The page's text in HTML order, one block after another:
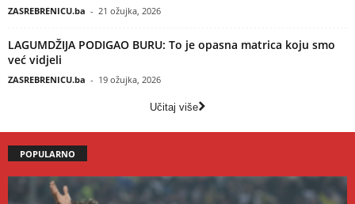
ZASREBRENICU.ba - 21 ožujka, 2026
LAGUMDŽIJA PODIGAO BURU: To je opasna matrica koju smo
već vidjeli
ZASREBRENICU.ba - 19 ožujka, 2026
Učitaj više
POPULARNO